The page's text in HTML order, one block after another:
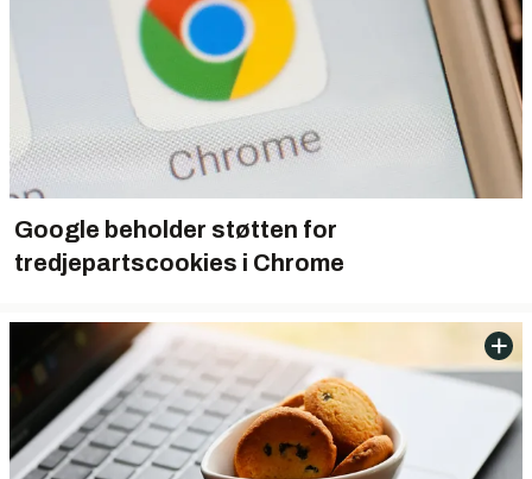
Google beholder støtten for
tredjepartscookies i Chrome